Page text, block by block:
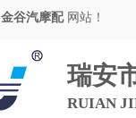
金谷汽摩配网站！
瑞安
RUIAN